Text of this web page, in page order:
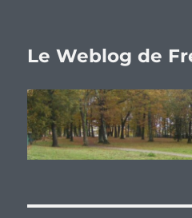
Le Weblog de